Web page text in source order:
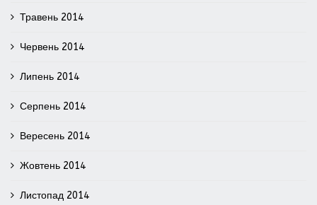
Травень 2014
Червень 2014
Липень 2014
Серпень 2014
Вересень 2014
Жовтень 2014
Листопад 2014